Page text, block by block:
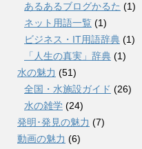
あるあるブログかるた (1)
ネット用語一覧 (1)
ビジネス・IT用語辞典 (1)
「人生の真実」辞典 (1)
水の魅力 (51)
全国・水施設ガイド (26)
水の雑学 (24)
発明･発見の魅力 (7)
動画の魅力 (6)